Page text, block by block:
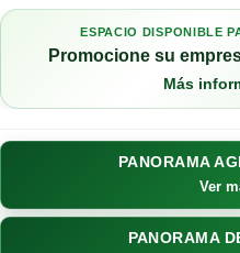
ESPACIO DISPONIBLE
Promocione su
Más
PANORAMA
Ver
PANORAMA